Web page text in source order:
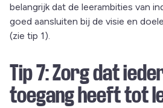
belangrijk dat de leerambities van
goed aansluiten bij de visie en
(zie tip 1).
Tip 7: Zorg dat
toegang heeft tot